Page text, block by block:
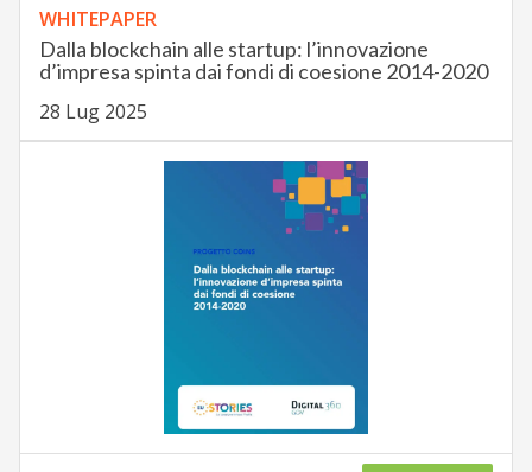
WHITEPAPER
Dalla blockchain alle startup: l’innovazione
d’impresa spinta dai fondi di coesione 2014-2020
28 Lug 2025